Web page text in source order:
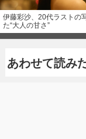
伊藤彩沙、20代ラストの
た“大人の甘さ”
あわせて読み